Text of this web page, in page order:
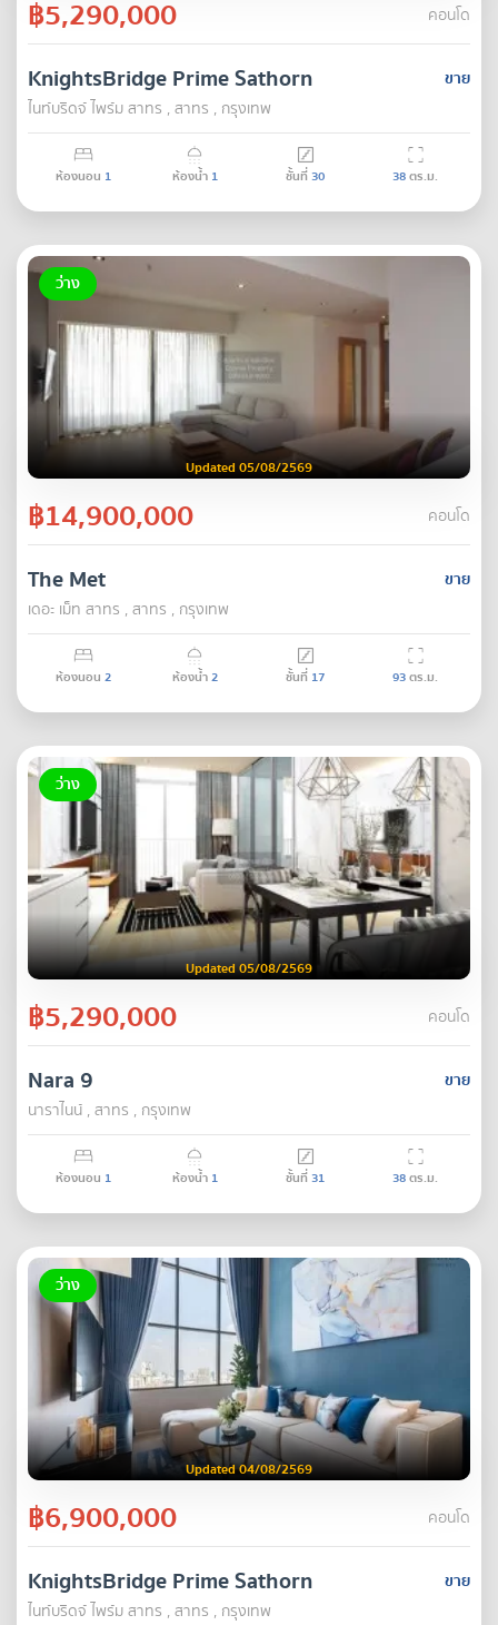
฿5,290,000 คอนโด
ขาย
KnightsBridge Prime Sathorn
ไนท์บริดจ์ ไพร์ม สาทร , สาทร , กรุงเทพ
ห้องนอน 1 ห้องน้ำ 1 ชั้นที่30 38ตร.ม.
ว่าง
Updated 05/08/2569
฿14,900,000 คอนโด
ขาย
The Met
เดอะ เม็ท สาทร , สาทร , กรุงเทพ
ห้องนอน 2 ห้องน้ำ2 ชั้นที่ 17 93ตร.ม.
ว่าง
Updated 05/08/2569
฿5,290,000 คอนโด
ขาย
Nara 9
นาราไนน์ , สาทร , กรุงเทพ
ห้องนอน 1 ห้องน้ำ 1 ชั้นที่31 38ตร.ม.
ว่าง
Updated 04/08/2569
฿6,900,000 คอนโด
ขาย
KnightsBridge Prime Sathorn
ไนท์บริดจ์ ไพร์ม สาทร , สาทร , กรุงเทพ